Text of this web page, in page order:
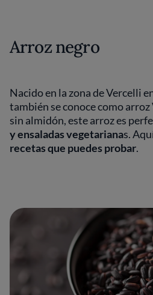
Arroz negro
Nacido en la zona de Vercelli
también se conoce como arroz
sin almidón, este arroz es
y ensaladas vegetarianas.
recetas que puedes probar.